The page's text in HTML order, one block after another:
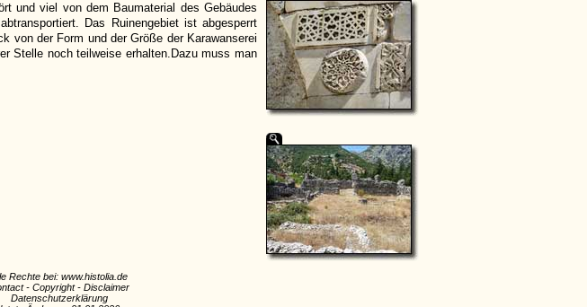
und viel von dem Baumaterial des Gebäudes
Das Ruinengebiet ist abgesperrt
von der Form und der Größe der Karawanserei
Stelle noch teilweise erhalten.Dazu muss man
Rechte bei: www.histolia.de
- Copyright- Disclaimer
Datenschutzerklärung